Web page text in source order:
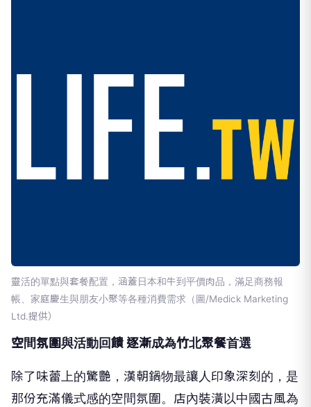
靈活的單點與套餐配置，涵蓋日本和牛到平價肉品，滿足商務報
帳、家庭慶生與朋友小聚等各種消費需求（圖/Medick Marketing
Ltd.提供）
空間氛圍與活動回饋 逐漸成為竹北聚餐首選
除了味蕾上的驚艷，漢朝鍋物最讓人印象深刻的，是
那份充滿儀式感的空間氛圍。店內裝潢以中國古風為